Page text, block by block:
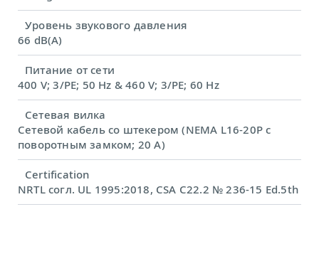
Уровень звукового давления
66 dB(A)
Питание от сети
400 V; 3/PE; 50 Hz & 460 V; 3/PE; 60 Hz
Сетевая вилка
Сетевой кабель со штекером (NEMA L16-20P с
поворотным замком; 20 A)
Certification
NRTL согл. UL 1995:2018, CSA C22.2 № 236-15 Ed.5th